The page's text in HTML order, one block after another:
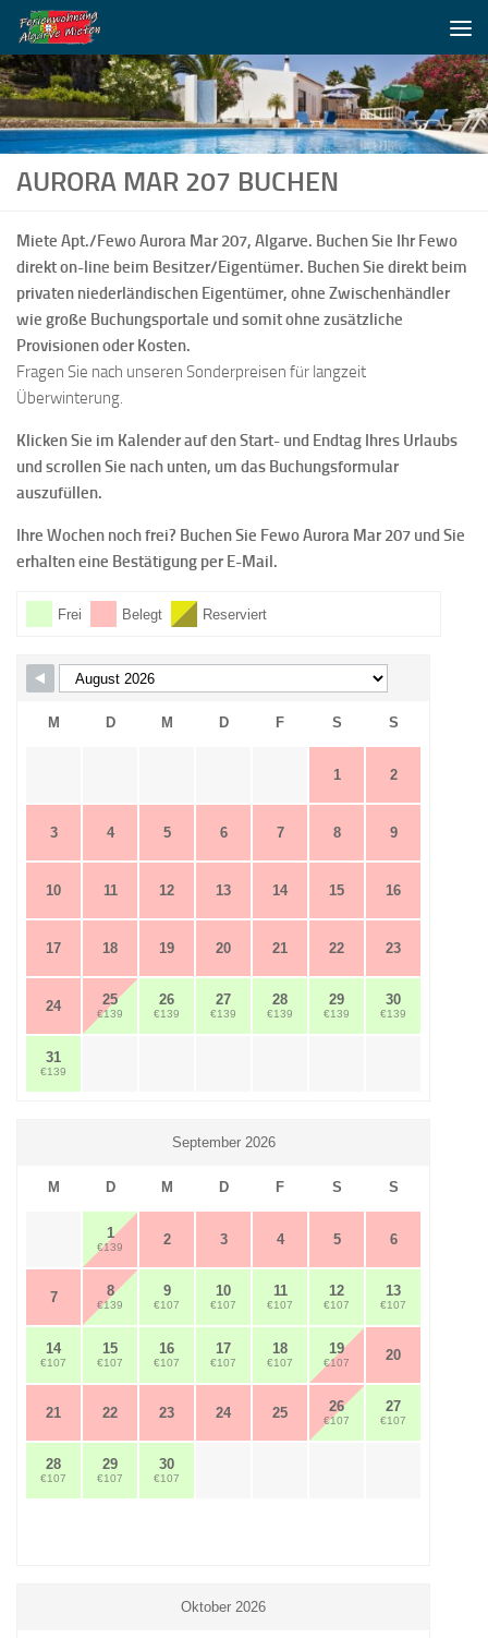
Unter dem Inhalt
AURORA MAR 207 BUCHEN
Miete Apt./Fewo Aurora Mar 207, Algarve. Buchen Sie Ihr Fewo
direkt on-line beim Besitzer/Eigentümer. Buchen Sie direkt beim
privaten niederländischen Eigentümer, ohne Zwischenhändler
wie große Buchungsportale und somit ohne zusätzliche
Provisionen oder Kosten.
Fragen Sie nach unseren Sonderpreisen für langzeit
Überwinterung.
Klicken Sie im Kalender auf den Start- und Endtag Ihres Urlaubs
und scrollen Sie nach unten, um das Buchungsformular
auszufüllen.
Ihre Wochen noch frei? Buchen Sie Fewo Aurora Mar 207 und Sie
erhalten eine Bestätigung per E-Mail.